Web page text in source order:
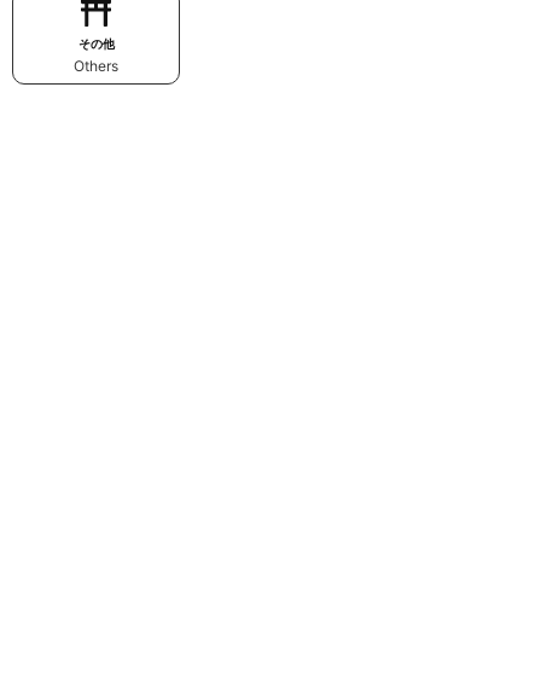
その他
Others